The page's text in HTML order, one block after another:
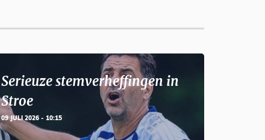
Serieuze stemverheffingen in
Stroe
09 JULI 2026 - 10:15